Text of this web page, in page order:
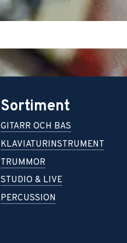
Sortiment
GITARR OCH BAS
KLAVIATURINSTRUMENT
TRUMMOR
STUDIO & LIVE
PERCUSSION